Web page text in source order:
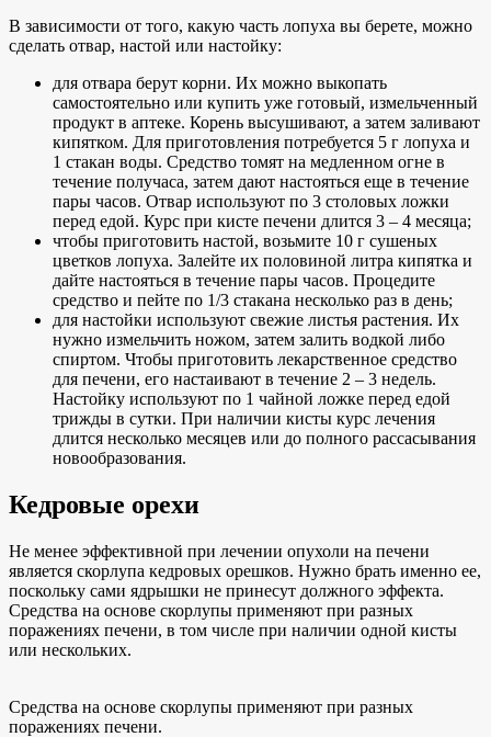
В зависимости от того, какую часть лопуха вы берете, можно
сделать отвар, настой или настойку:
для отвара берут корни. Их можно выкопать
самостоятельно или купить уже готовый, измельченный
продукт в аптеке. Корень высушивают, а затем заливают
кипятком. Для приготовления потребуется 5 г лопуха и
1 стакан воды. Средство томят на медленном огне в
течение получаса, затем дают настояться еще в течение
пары часов. Отвар используют по 3 столовых ложки
перед едой. Курс при кисте печени длится 3 – 4 месяца;
чтобы приготовить настой, возьмите 10 г сушеных
цветков лопуха. Залейте их половиной литра кипятка и
дайте настояться в течение пары часов. Процедите
средство и пейте по 1/3 стакана несколько раз в день;
для настойки используют свежие листья растения. Их
нужно измельчить ножом, затем залить водкой либо
спиртом. Чтобы приготовить лекарственное средство
для печени, его настаивают в течение 2 – 3 недель.
Настойку используют по 1 чайной ложке перед едой
трижды в сутки. При наличии кисты курс лечения
длится несколько месяцев или до полного рассасывания
новообразования.
Кедровые орехи
Не менее эффективной при лечении опухоли на печени
является скорлупа кедровых орешков. Нужно брать именно ее,
поскольку сами ядрышки не принесут должного эффекта.
Средства на основе скорлупы применяют при разных
поражениях печени, в том числе при наличии одной кисты
или нескольких.
Средства на основе скорлупы применяют при разных
поражениях печени.